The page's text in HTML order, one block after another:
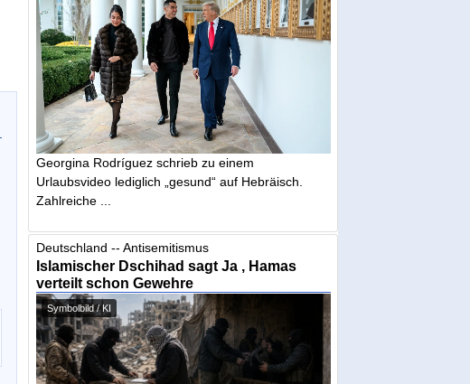
Georgina Rodríguez schrieb zu einem
Urlaubsvideo lediglich „gesund“ auf Hebräisch.
Zahlreiche ...
Deutschland -- Antisemitismus
Islamischer Dschihad sagt Ja , Hamas
verteilt schon Gewehre
Symbolbild / KI